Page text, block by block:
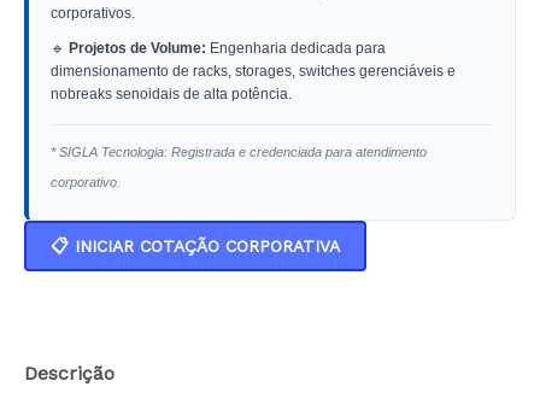
corporativos.
🔹 Projetos de Volume: Engenharia dedicada para
dimensionamento de racks, storages, switches gerenciáveis e
nobreaks senoidais de alta potência.
* SIGLA Tecnologia: Registrada e credenciada para atendimento
corporativo.
📋 INICIAR COTAÇÃO CORPORATIVA
Descrição